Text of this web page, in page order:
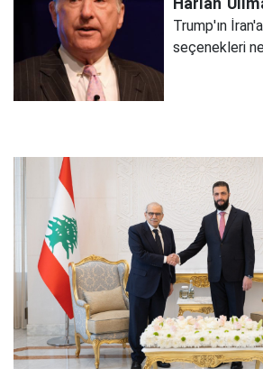
Harlan
Trump'ın
seçenekleri